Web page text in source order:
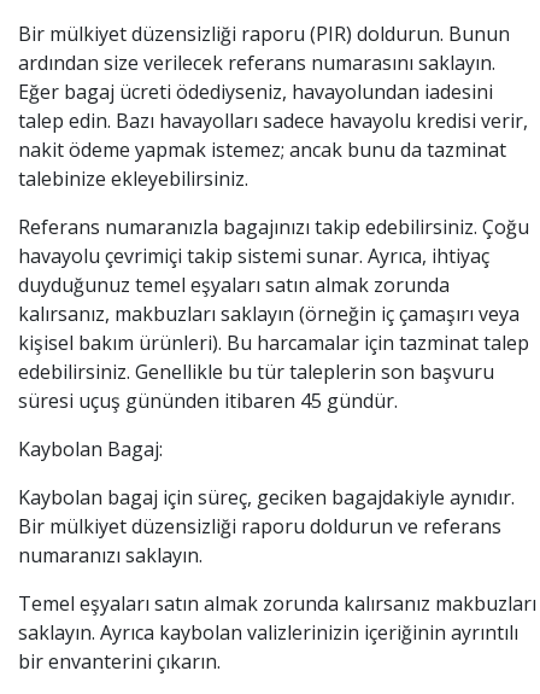
Bir mülkiyet düzensizliği raporu (PIR) doldurun. Bunun
ardından size verilecek referans numarasını saklayın.
Eğer bagaj ücreti ödediyseniz, havayolundan iadesini
talep edin. Bazı havayolları sadece havayolu kredisi verir,
nakit ödeme yapmak istemez; ancak bunu da tazminat
talebinize ekleyebilirsiniz.
Referans numaranızla bagajınızı takip edebilirsiniz. Çoğu
havayolu çevrimiçi takip sistemi sunar. Ayrıca, ihtiyaç
duyduğunuz temel eşyaları satın almak zorunda
kalırsanız, makbuzları saklayın (örneğin iç çamaşırı veya
kişisel bakım ürünleri). Bu harcamalar için tazminat talep
edebilirsiniz. Genellikle bu tür taleplerin son başvuru
süresi uçuş gününden itibaren 45 gündür.
Kaybolan Bagaj:
Kaybolan bagaj için süreç, geciken bagajdakiyle aynıdır.
Bir mülkiyet düzensizliği raporu doldurun ve referans
numaranızı saklayın.
Temel eşyaları satın almak zorunda kalırsanız makbuzları
saklayın. Ayrıca kaybolan valizlerinizin içeriğinin ayrıntılı
bir envanterini çıkarın.